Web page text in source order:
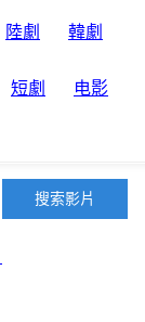
陸劇 韓劇
短劇 电影